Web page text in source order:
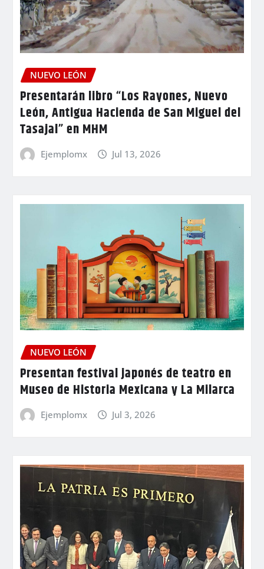
NUEVO LEÓN
Presentarán libro “Los Rayones, Nuevo
León, Antigua Hacienda de San Miguel del
Tasajal” en MHM
Ejemplomx Jul 13, 2026
NUEVO LEÓN
Presentan festival japonés de teatro en
Museo de Historia Mexicana y La Milarca
Ejemplomx Jul 3, 2026